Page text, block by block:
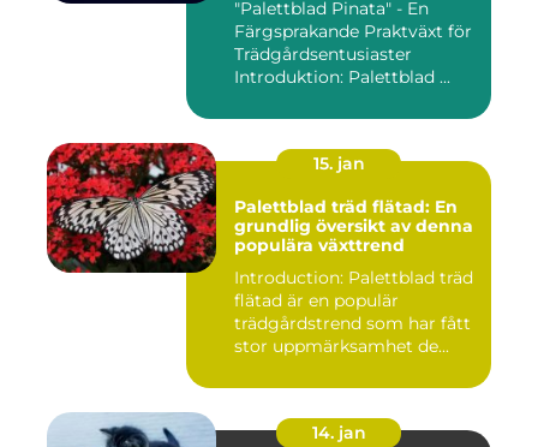
"Palettblad Pinata" - En
Färgsprakande Praktväxt för
Trädgårdsentusiaster
Introduktion: Palettblad ...
15. jan
Palettblad träd flätad: En
grundlig översikt av denna
populära växttrend
Introduction: Palettblad träd
flätad är en populär
trädgårdstrend som har fått
stor uppmärksamhet de...
14. jan